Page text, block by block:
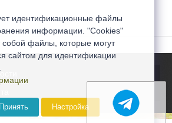
идентификационные файлы
информации. "Cookies"
собой файлы, которые могут
сайтом для идентификации
Принять Настройка